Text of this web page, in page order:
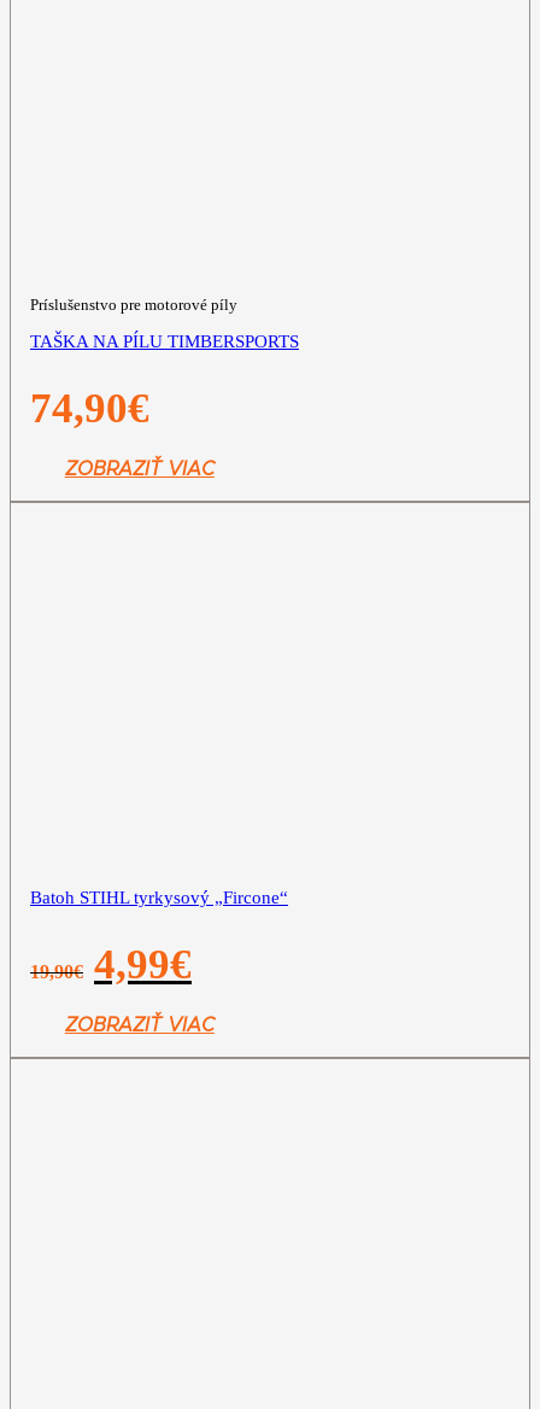
Príslušenstvo pre motorové píly
TAŠKA NA PÍLU TIMBERSPORTS
74,90€
ZOBRAZIŤ VIAC
Batoh STIHL tyrkysový „Fircone“
19,90€
Pôvodná
cena
19,90€.
4,99€
4,99€.
ZOBRAZIŤ VIAC